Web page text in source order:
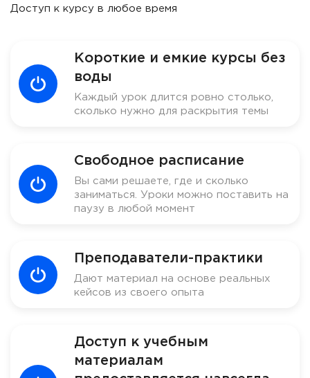
Доступ к курсу в любое время
Короткие и емкие курсы без
воды
Каждый урок длится ровно столько,
сколько нужно для раскрытия темы
Свободное расписание
Вы сами решаете, где и сколько
заниматься. Уроки можно поставить на
паузу в любой момент
Преподаватели-практики
Дают материал на основе реальных
кейсов из своего опыта
Доступ к учебным
материалам